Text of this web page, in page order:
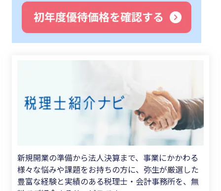
新規開業の準備から法人決算まで、事業にかかわる
様々な悩みや課題をお持ちの方に、弥生が厳選した
豊富な経験と実績のある税理士・会計事務所を、無